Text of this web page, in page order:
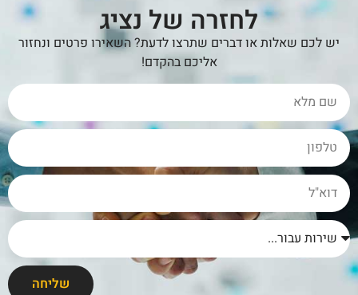
לחזרה של נציג
יש לכם שאלות או דברים שתרצו לדעת? השאירו פרטים ונחזור
אליכם בהקדם!
שליחה